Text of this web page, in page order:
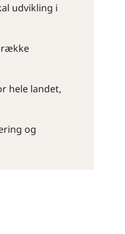
udvikling i
række
hele landet,
og